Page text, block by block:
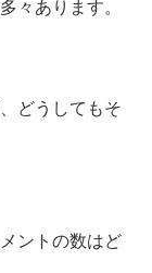
々あります。
どうしてもそ
ントの数はど